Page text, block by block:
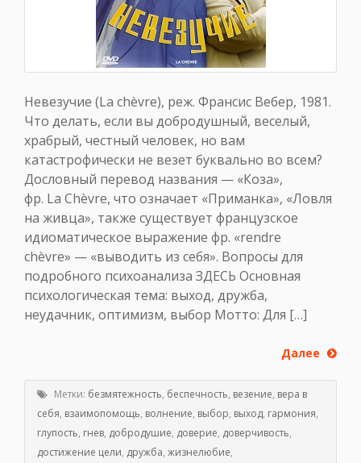
Невезучие (La chèvre), реж. Франсис Вебер, 1981.
Что делать, если вы добродушный, веселый,
храбрый, честный человек, но вам
катастрофически не везет буквально во всем?
Дословный перевод названия — «Коза»,
фр. La Chèvre, что означает «Приманка», «Ловля
на живца», также существует французское
идиоматическое выражение фр. «rendre
chèvre» — «выводить из себя». Вопросы для
подробного психоанализа ЗДЕСЬ Основная
психологическая тема: выход, дружба,
неудачник, оптимизм, выбор Мотто: Для […]
Далее
Метки: безмятежность, беспечность, везение, вера в
себя, взаимопомощь, волнение, выбор, выход, гармония,
глупость, гнев, добродушие, доверие, доверчивость,
достижение цели, дружба, жизнелюбие,